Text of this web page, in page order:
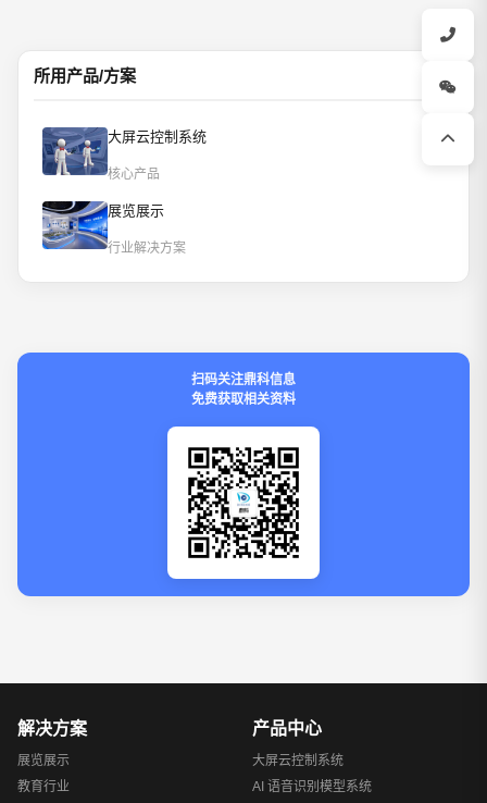
所用产品/方案
大屏云控制系统
核心产品
展览展示
行业解决方案
扫码关注鼎科信息
免费获取相关资料
产品中心
大屏云控制系统
AI 语音识别模型系统
解决方案
展览展示
教育行业